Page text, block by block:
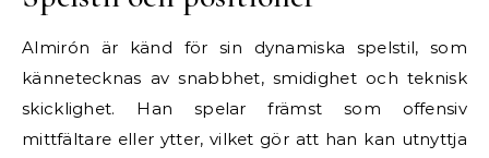
Almirón är känd för sin dynamiska spelstil, som
kännetecknas av snabbhet, smidighet och teknisk
skicklighet. Han spelar främst som offensiv
mittfältare eller ytter, vilket gör att han kan utnyttja